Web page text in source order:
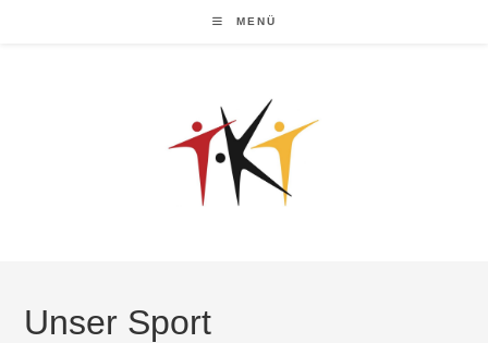
MENÜ
Unser Sport